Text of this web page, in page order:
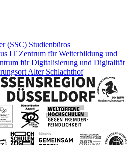
(SSC) Studienbüros
IT Zentrum für Weiterbildung und
für Digitalisierung und Digitalität
Alter Schlachthof